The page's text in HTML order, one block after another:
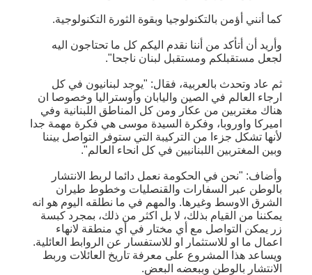
كما أنني أؤمن بالتكنولوجيا وبقوة الثورة التكنولوجية.
وأريد أن أتأكد من أننا نقدم اليكم كل ما تحتاجون اليه
لجعل مستقبلكم ومستقبل لبنان ناجحا".
ثم عاد وتحدث بالعربية، فقال: "يوجد لبنانيون في كل
ارجاء العالم في الصين واليابان وأوستراليا وخصوصا ان
هناك مغتربين من عكار ومن كل المناطق اللبنانية وفي
اميركا واوروبا، وفكرة السيدة موسى هي فكرة مهمة جدا
لأنها تشكل جزءا من التركيبة التي ستوفر التواصل بيننا
وبين المغتربين اللبنانيين في كل انحاء العالم".
وأضاف: "نحن في الحكومة نعمل دائما لربط الانتشار
بالوطن عبر السفارات والقنصليات وخطوط طيران
الشرق الاوسط وغيرها. والمهم في ما نطلقه اليوم هو انه
يمكننا من القيام بذلك، لا بل اكثر من ذلك، بمجرد كبسة
زر يمكن التواصل مع أي مختار في أي منطقة لانهاء
اعمال ما او للاستثمار او للاستفسار عن الروابط العائلية.
ويساعد هذا المشروع على معرفة تاريخ العائلات وربط
الانتشار بالوطن وببعضه البعض.